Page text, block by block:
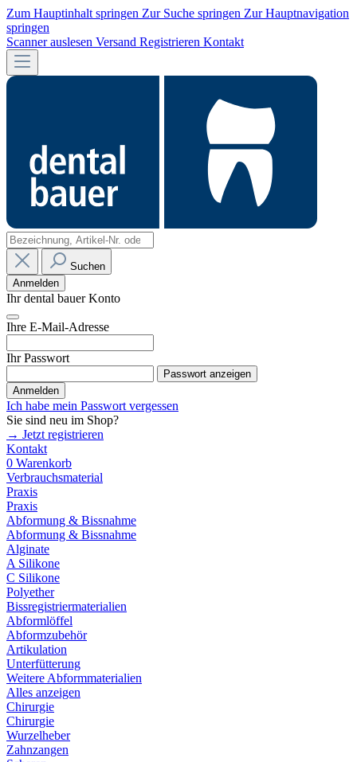
Zum Hauptinhalt springen Zur Suche springen Zur Hauptnavigation
springen
Scanner auslesen Versand Registrieren Kontakt
Suchen
Anmelden
Ihr dental bauer Konto
Ihre E-Mail-Adresse
Ihr Passwort
Passwort anzeigen
Anmelden
Ich habe mein Passwort vergessen
Sie sind neu im Shop?
→ Jetzt registrieren
Kontakt
0 Warenkorb
Verbrauchsmaterial
Praxis
Praxis
Abformung & Bissnahme
Abformung & Bissnahme
Alginate
A Silikone
C Silikone
Polyether
Bissregistriermaterialien
Abformlöffel
Abformzubehör
Artikulation
Unterfütterung
Weitere Abformmaterialien
Alles anzeigen
Chirurgie
Chirurgie
Wurzelheber
Zahnzangen